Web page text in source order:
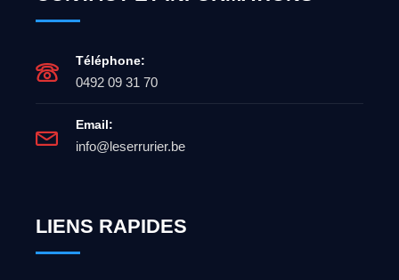
Téléphone:
0492 09 31 70
Email:
info@leserrurier.be
LIENS RAPIDES